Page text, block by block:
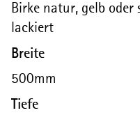
Birke natur, gelb oder
lackiert
Breite
500mm
Tiefe